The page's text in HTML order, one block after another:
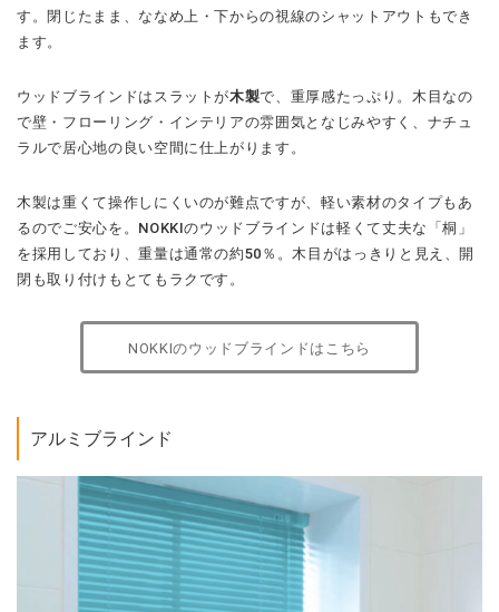
す。閉じたまま、ななめ上・下からの視線のシャットアウトもでき
ます。
ウッドブラインドはスラットが木製で、重厚感たっぷり。木目なの
で壁・フローリング・インテリアの雰囲気となじみやすく、ナチュ
ラルで居心地の良い空間に仕上がります。
木製は重くて操作しにくいのが難点ですが、軽い素材のタイプもあ
るのでご安心を。NOKKIのウッドブラインドは軽くて丈夫な「桐」
を採用しており、重量は通常の約50％。木目がはっきりと見え、開
閉も取り付けもとてもラクです。
NOKKIのウッドブラインドはこちら
アルミブラインド